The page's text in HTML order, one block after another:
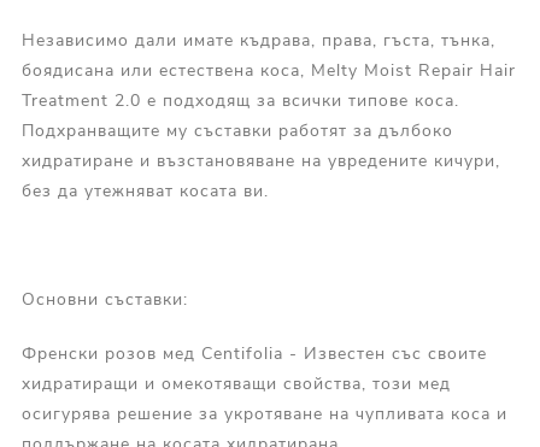
Независимо дали имате къдрава, права, гъста, тънка,
боядисана или естествена коса, Melty Moist Repair Hair
Treatment 2.0 е подходящ за всички типове коса.
Подхранващите му съставки работят за дълбоко
хидратиране и възстановяване на увредените кичури,
без да утежняват косата ви.
Основни съставки:
Френски розов мед Centifolia - Известен със своите
хидратиращи и омекотяващи свойства, този мед
осигурява решение за укротяване на чупливата коса и